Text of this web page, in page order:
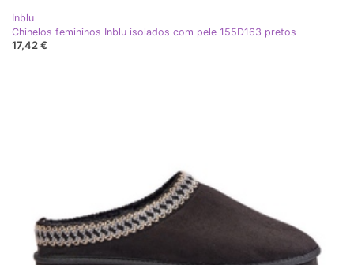
Inblu
Chinelos femininos Inblu isolados com pele 155D163 pretos
17,42 €